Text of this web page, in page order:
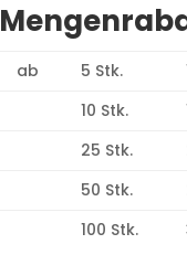
ab 5 Stk.
10 Stk.
25 Stk.
50 Stk.
100 Stk.